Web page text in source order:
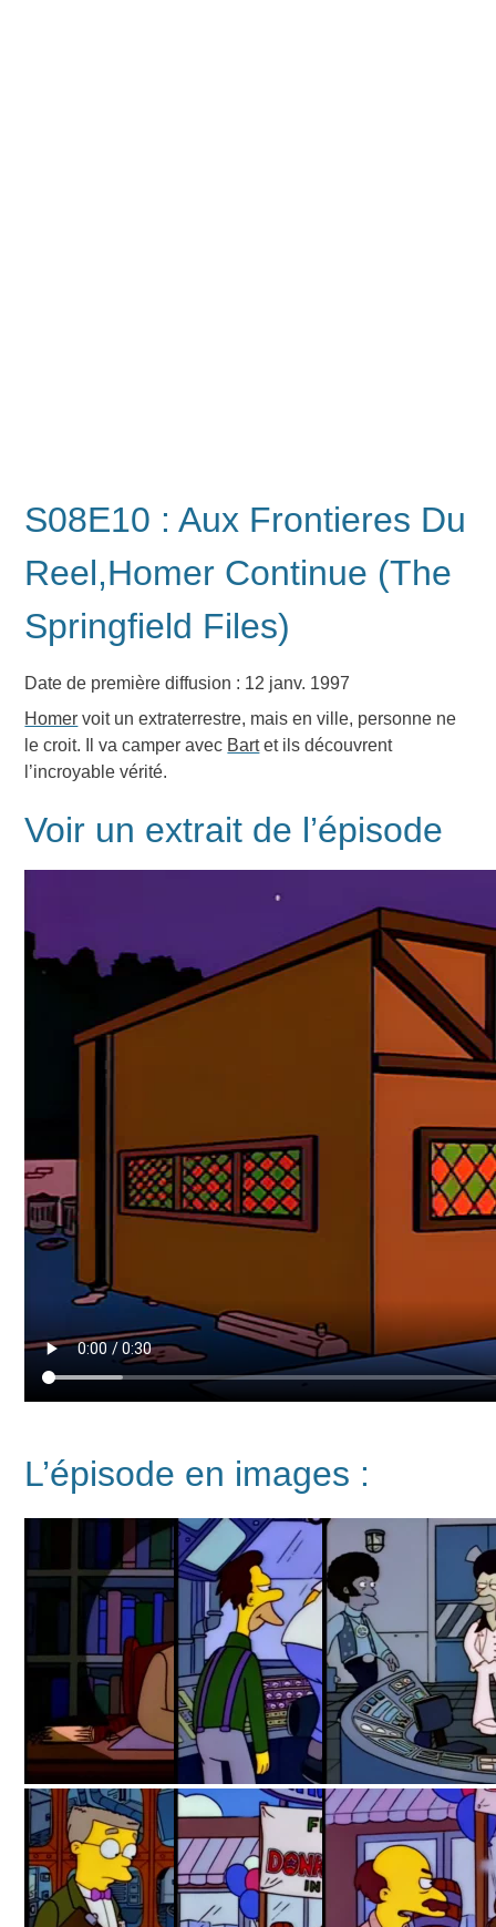
S08E10 : Aux Frontieres Du
Reel,Homer Continue (The
Springfield Files)
Date de première diffusion : 12 janv. 1997
Homer voit un extraterrestre, mais en ville, personne ne
le croit. Il va camper avec Bartet ils découvrent
l’incroyable vérité.
Voir un extrait de l’épisode
L’épisode en images :